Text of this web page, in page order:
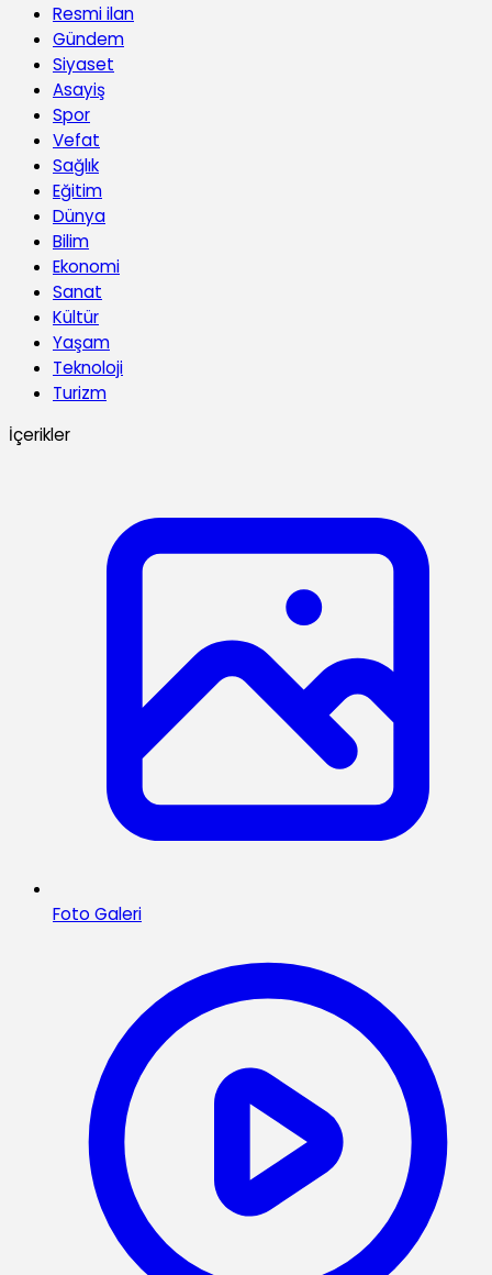
Resmi ilan
Gündem
Siyaset
Asayiş
Spor
Vefat
Sağlık
Eğitim
Dünya
Bilim
Ekonomi
Sanat
Kültür
Yaşam
Teknoloji
Turizm
İçerikler
Foto Galeri